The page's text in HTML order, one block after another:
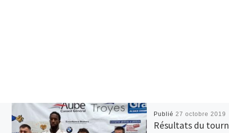
Publié 27 octobre 2019
Résultats du